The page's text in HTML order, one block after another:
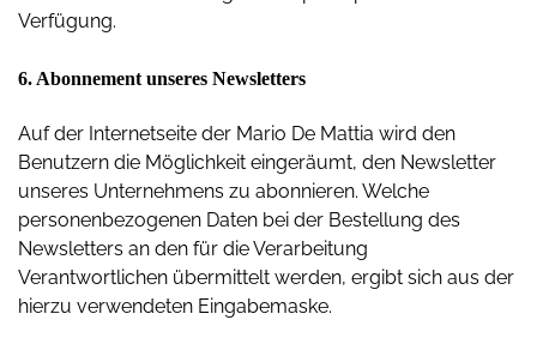
Verfügung.
6. Abonnement unseres Newsletters
Auf der Internetseite der Mario De Mattia wird den
Benutzern die Möglichkeit eingeräumt, den Newsletter
unseres Unternehmens zu abonnieren. Welche
personenbezogenen Daten bei der Bestellung des
Newsletters an den für die Verarbeitung
Verantwortlichen übermittelt werden, ergibt sich aus der
hierzu verwendeten Eingabemaske.